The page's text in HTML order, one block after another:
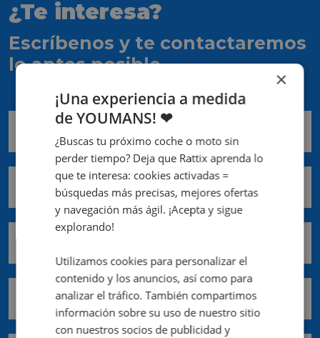
¿Te interesa?
Escríbenos y te contactaremos
lo antes posible
Apellidos *
Teléfono móvil *
×
¡Una experiencia a medida
de YOUMANS! ❤
¿Buscas tu próximo coche o moto sin
perder tiempo? Deja que Rattix aprenda lo
que te interesa: cookies activadas =
búsquedas más precisas, mejores ofertas
y navegación más ágil. ¡Acepta y sigue
explorando!
Utilizamos cookies para personalizar el
contenido y los anuncios, así como para
analizar el tráfico. También compartimos
información sobre su uso de nuestro sitio
con nuestros socios de publicidad y